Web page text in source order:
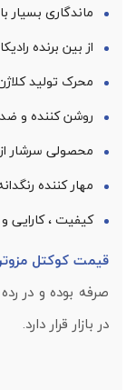
ماندگاری بسیار
از بین برنده
محرک تولید
روشن کننده و
محصولی سرشار
مهار کننده
کیفیت ، کارایی
قیمت کوکتل
صرفه بوده و در
در بازار قرار دارد.